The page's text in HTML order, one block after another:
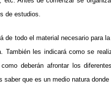
de estudios.
de todo el material necesario para
También les indicará como se
deberán afrontar los
saber que es un medio natura